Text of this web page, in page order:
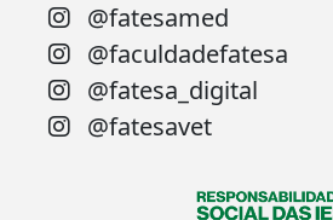
@fatesamed
@faculdadefatesa
@fatesa_digital
@fatesavet